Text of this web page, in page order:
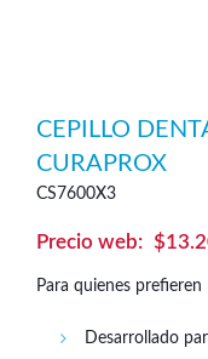
CEPILLO
CURAPROX
CS7600X3
$
Para quienes
Desarrollado